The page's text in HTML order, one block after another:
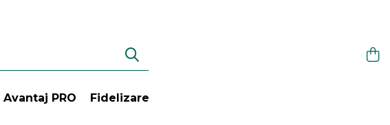
Avantaj PRO Fidelizare